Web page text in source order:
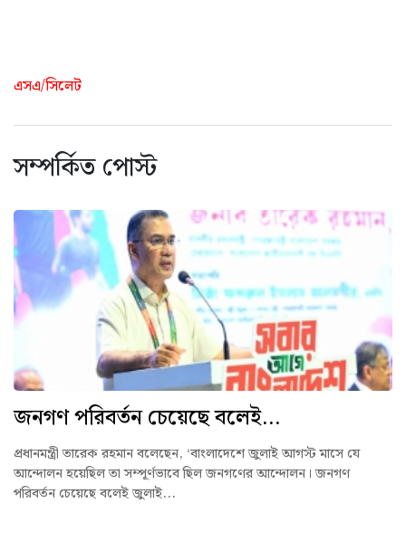
এসএ/সিলেট
সম্পর্কিত পোস্ট
জনগণ পরিবর্তন চেয়েছে বলেই...
প্রধানমন্ত্রী তারেক রহমান বলেছেন, ‘বাংলাদেশে জুলাই আগস্ট মাসে যে
আন্দোলন হয়েছিল তা সম্পূর্ণভাবে ছিল জনগণের আন্দোলন। জনগণ
পরিবর্তন চেয়েছে বলেই জুলাই...